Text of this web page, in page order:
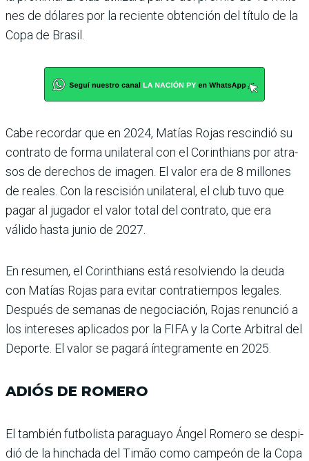
nes de dólares por la reciente obtención del título de la
Copa de Brasil.
Cabe recordar que en 2024, Matías Rojas rescindió su
contrato de forma unilateral con el Corinthians por atra­
sos de derechos de imagen. El valor era de 8 millones
de rea­les. Con la rescisión unilate­ral, el club tuvo que
pagar al jugador el valor total del con­trato, que era
válido hasta junio de 2027.
En resumen, el Corinthians está resolviendo la deuda
con Matías Rojas para evitar con­tratiempos legales.
Después de semanas de negociación, Rojas renunció a
los intere­ses aplicados por la FIFA y la Corte Arbitral del
Deporte. El valor se pagará íntegramente en 2025.
ADIÓS DE ROMERO
El también futbolista para­guayo Ángel Romero se despi­
dió de la hinchada del Timão como campeón de la Copa